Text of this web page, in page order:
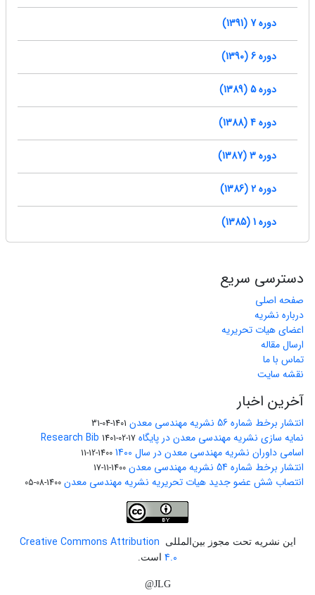
دوره 7 (1391)
دوره 6 (1390)
دوره 5 (1389)
دوره 4 (1388)
دوره 3 (1387)
دوره 2 (1386)
دوره 1 (1385)
دسترسی سریع
صفحه اصلی
درباره نشریه
اعضای هیات تحریریه
ارسال مقاله
تماس با ما
نقشه سایت
آخرین اخبار
انتشار برخط شماره 56 نشریه مهندسی معدن 1401-04-31
نمایه سازی نشریه مهندسی معدن در پایگاه Research Bib 1401-02-17
اسامی داوران نشریه مهندسی معدن در سال 1400 1400-12-11
انتشار برخط شماره 54 نشریه مهندسی معدن 1400-11-17
انتصاب شش عضو جدید هیات تحریریه نشریه مهندسی معدن 1400-08-05
این نشریه تحت مجوز بین‌المللی
Creative Commons Attribution
4.0 است.
JLG@